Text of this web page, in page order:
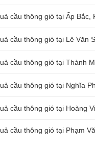
cầu thông gió tại Ấp Bắc,
cầu thông gió tại Lê Văn
cầu thông gió tại Thành
cầu thông gió tại Nghĩa
cầu thông gió tại Hoàng
cầu thông gió tại Phạm